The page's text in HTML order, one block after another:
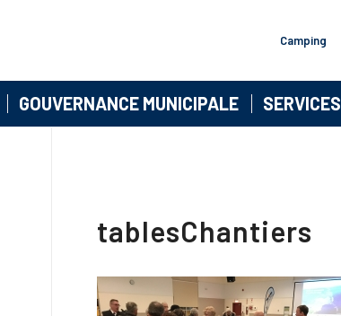
Camping
GOUVERNANCE MUNICIPALE SERVICES
tablesChantiers